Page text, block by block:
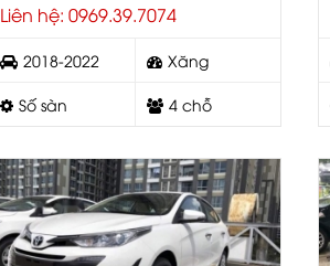
Liên hệ: 0969.39.7074
2018-2022 Xăng
Số sàn 4 chỗ